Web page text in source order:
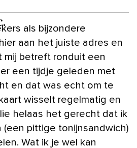
als bijzondere
aan het juiste adres en
mij betreft ronduit een
een tijdje geleden met
en dat was echt om te
wisselt regelmatig en
helaas het gerecht dat ik
pittige tonijnsandwich)
Wat ik je wel kan